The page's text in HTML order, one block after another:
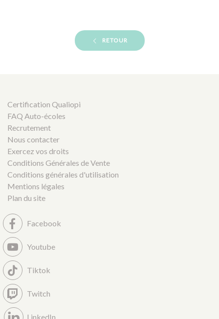
RETOUR
Certification Qualiopi
FAQ Auto-écoles
Recrutement
Nous contacter
Exercez vos droits
Conditions Générales de Vente
Conditions générales d'utilisation
Mentions légales
Plan du site
Facebook
Youtube
Tiktok
Twitch
LinkedIn